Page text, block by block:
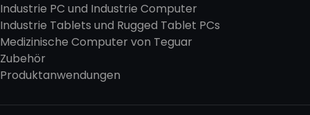
Industrie PC und Industrie Computer
Industrie Tablets und Rugged Tablet PCs
Medizinische Computer von Teguar
Zubehör
Produktanwendungen